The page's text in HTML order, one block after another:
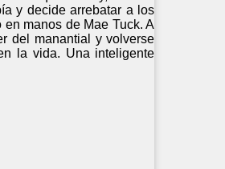
y decide arrebatar a los
manos de Mae Tuck. A
del manantial y volverse
la vida. Una inteligente